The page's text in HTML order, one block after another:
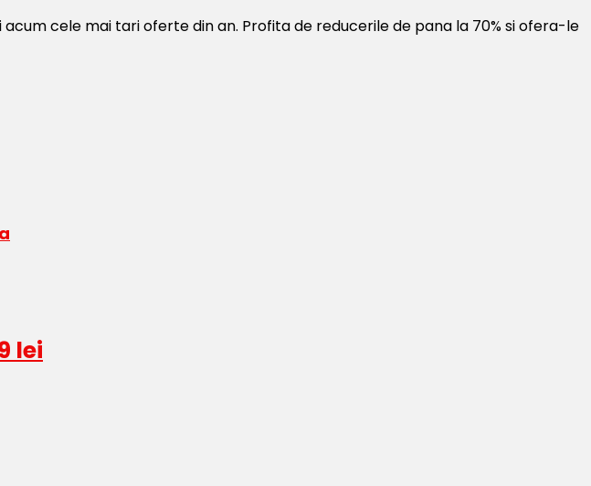
cele mai tari oferte din an. Profita de reducerile de pana la 70% si ofera-le
lei